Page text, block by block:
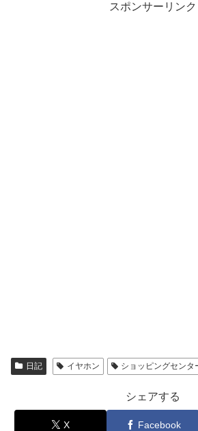
スポンサーリンク
日記 イヤホン ショッピングセンタ
シェアする
X Facebook